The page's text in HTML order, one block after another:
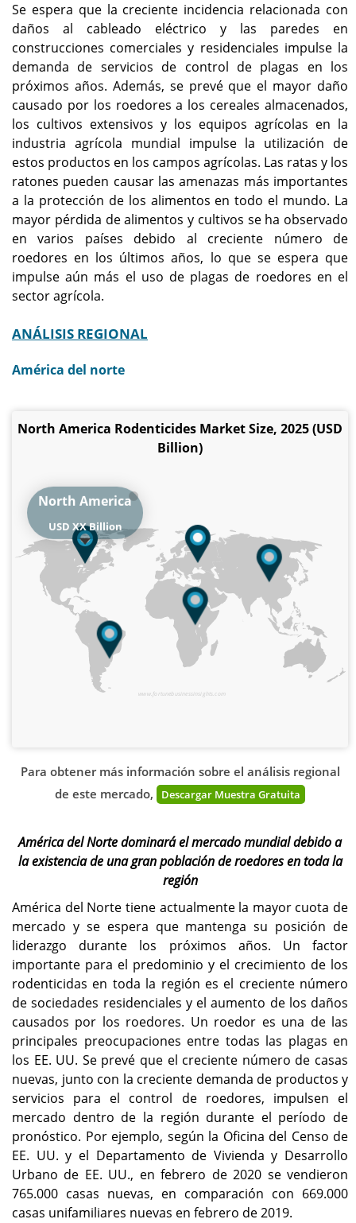
Se espera que la creciente incidencia relacionada con
daños al cableado eléctrico y las paredes en
construcciones comerciales y residenciales impulse la
demanda de servicios de control de plagas en los
próximos años. Además, se prevé que el mayor daño
causado por los roedores a los cereales almacenados,
los cultivos extensivos y los equipos agrícolas en la
industria agrícola mundial impulse la utilización de
estos productos en los campos agrícolas. Las ratas y los
ratones pueden causar las amenazas más importantes
a la protección de los alimentos en todo el mundo. La
mayor pérdida de alimentos y cultivos se ha observado
en varios países debido al creciente número de
roedores en los últimos años, lo que se espera que
impulse aún más el uso de plagas de roedores en el
sector agrícola.
ANÁLISIS REGIONAL
América del norte
North America Rodenticides Market Size, 2025 (USD
Billion)
www.fortunebusinessinsights.com
North America
USD XX Billion
Para obtener más información sobre el análisis regional
de este mercado,
Descargar Muestra Gratuita
América del Norte dominará el mercado mundial debido a
la existencia de una gran población de roedores en toda la
región
América del Norte tiene actualmente la mayor cuota de
mercado y se espera que mantenga su posición de
liderazgo durante los próximos años. Un factor
importante para el predominio y el crecimiento de los
rodenticidas en toda la región es el creciente número
de sociedades residenciales y el aumento de los daños
causados ​​por los roedores. Un roedor es una de las
principales preocupaciones entre todas las plagas en
los EE. UU. Se prevé que el creciente número de casas
nuevas, junto con la creciente demanda de productos y
servicios para el control de roedores, impulsen el
mercado dentro de la región durante el período de
pronóstico. Por ejemplo, según la Oficina del Censo de
EE. UU. y el Departamento de Vivienda y Desarrollo
Urbano de EE. UU., en febrero de 2020 se vendieron
765.000 casas nuevas, en comparación con 669.000
casas unifamiliares nuevas en febrero de 2019.